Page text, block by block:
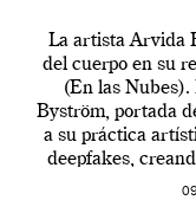
La artista Arvida
del cuerpo en su
(En las
Byström, portada
a su práctica
deepfakes,